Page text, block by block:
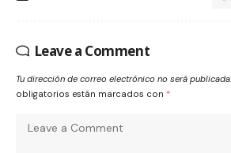
Leave a Comment
Tu dirección de correo electrónico no será publicada.
obligatorios están marcados con *